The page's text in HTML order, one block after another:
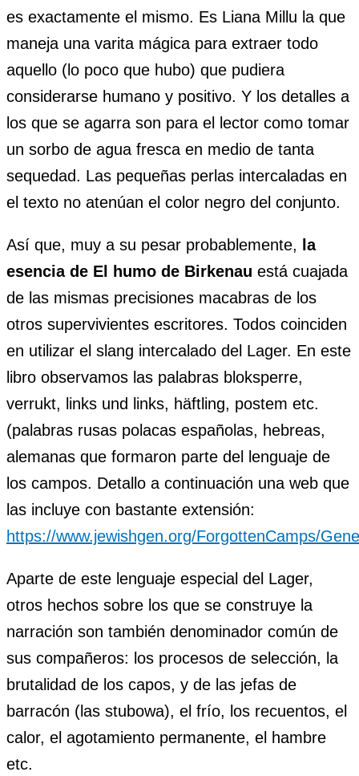
es exactamente el mismo. Es Liana Millu la que
maneja una varita mágica para extraer todo
aquello (lo poco que hubo) que pudiera
considerarse humano y positivo. Y los detalles a
los que se agarra son para el lector como tomar
un sorbo de agua fresca en medio de tanta
sequedad. Las pequeñas perlas intercaladas en
el texto no atenúan el color negro del conjunto.
Así que, muy a su pesar probablemente, la
esencia de El humo de Birkenau está cuajada
de las mismas precisiones macabras de los
otros supervivientes escritores. Todos coinciden
en utilizar el slang intercalado del Lager. En este
libro observamos las palabras bloksperre,
verrukt, links und links, häftling, postem etc.
(palabras rusas polacas españolas, hebreas,
alemanas que formaron parte del lenguaje de
los campos. Detallo a continuación una web que
las incluye con bastante extensión:
https://www.jewishgen.org/ForgottenCamps/
Aparte de este lenguaje especial del Lager,
otros hechos sobre los que se construye la
narración son también denominador común de
sus compañeros: los procesos de selección, la
brutalidad de los capos, y de las jefas de
barracón (las stubowa), el frío, los recuentos, el
calor, el agotamiento permanente, el hambre
etc.